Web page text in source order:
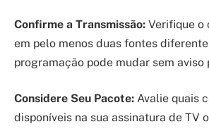
Confirme a Transmissão: Verifique o
em pelo menos duas fontes
programação pode mudar sem aviso
Considere Seu Pacote: Avalie quais
disponíveis na sua assinatura de TV